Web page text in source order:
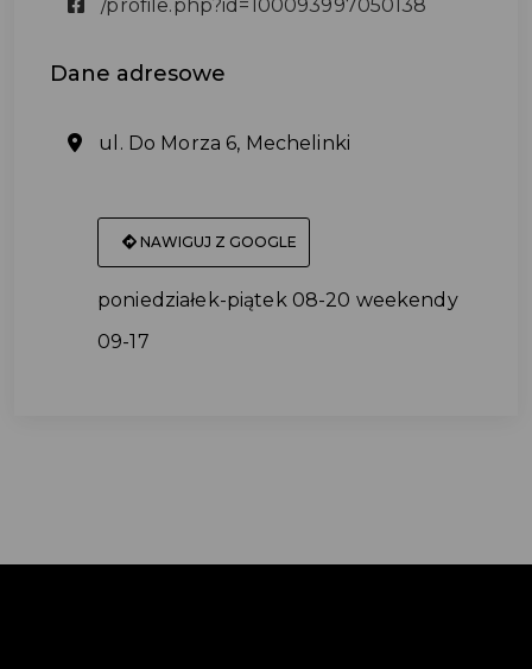
/profile.php?id=100093997050138
Dane adresowe
ul. Do Morza 6, Mechelinki
NAWIGUJ Z GOOGLE
poniedziałek-piątek 08-20 weekendy
09-17